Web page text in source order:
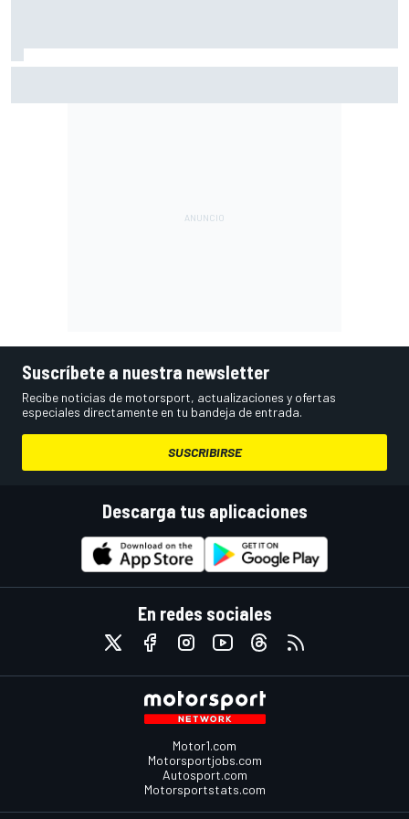
Suscríbete a nuestra newsletter
Recibe noticias de motorsport, actualizaciones y ofertas
especiales directamente en tu bandeja de entrada.
SUSCRIBIRSE
Descarga tus aplicaciones
En redes sociales
Motor1.com
Motorsportjobs.com
Autosport.com
Motorsportstats.com